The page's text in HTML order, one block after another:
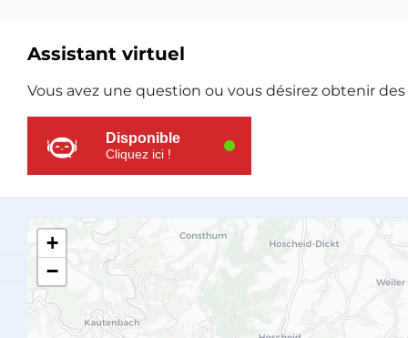
Ressources
supplémentaires
Assistant virtuel
Vous avez une question ou vous désirez obtenir
Disponible
Cliquez ici !
+
−